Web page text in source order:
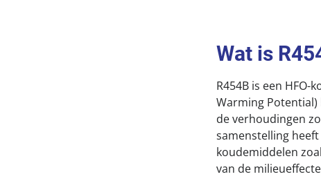
Wat is
R454B is een
Warming Potential)
de verhoudingen
samenstelling
koudemiddelen
van de